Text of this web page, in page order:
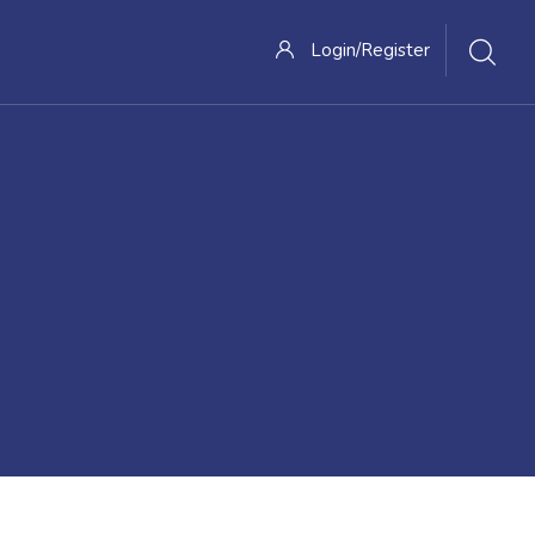
Login/Register